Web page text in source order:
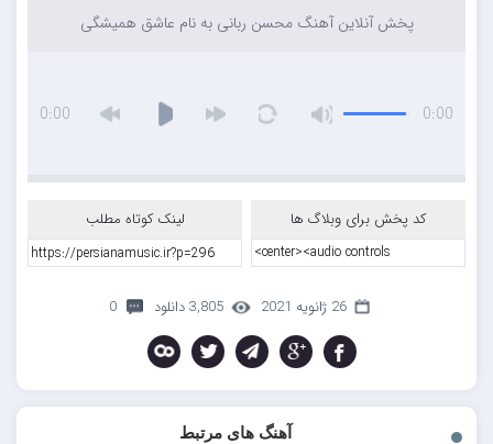
پخش آنلاین آهنگ محسن ربانی به نام عاشق همیشگی
0:00
0:00
کد پخش برای وبلاگ ها لینک کوتاه مطلب
26 ژانویه 2021 3,805 دانلود 0
آهنگ های مرتبط